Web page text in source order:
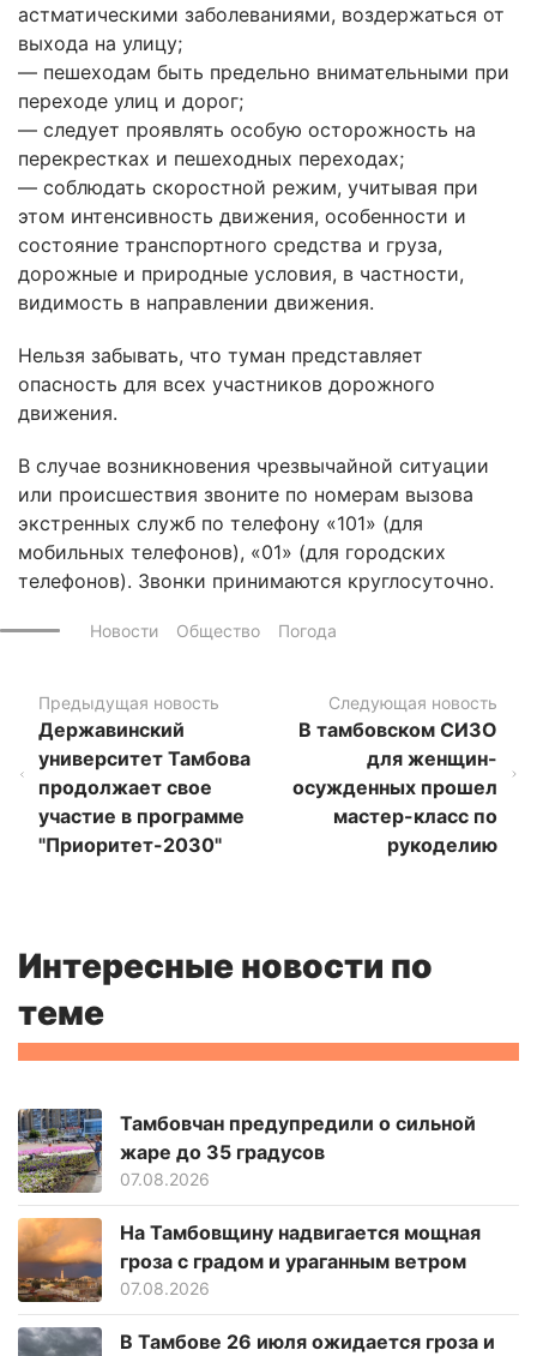
астматическими заболеваниями, воздержаться от
выхода на улицу;
— пешеходам быть предельно внимательными при
переходе улиц и дорог;
— следует проявлять особую осторожность на
перекрестках и пешеходных переходах;
— соблюдать скоростной режим, учитывая при
этом интенсивность движения, особенности и
состояние транспортного средства и груза,
дорожные и природные условия, в частности,
видимость в направлении движения.
Нельзя забывать, что туман представляет
опасность для всех участников дорожного
движения.
В случае возникновения чрезвычайной ситуации
или происшествия звоните по номерам вызова
экстренных служб по телефону «101» (для
мобильных телефонов), «01» (для городских
телефонов). Звонки принимаются круглосуточно.
Новости Общество Погода
Предыдущая новость
Державинский
университет Тамбова
продолжает свое
участие в программе
"Приоритет-2030"
Следующая новость
В тамбовском СИЗО
для женщин-
осужденных прошел
мастер-класс по
рукоделию
Интересные новости по
теме
Тамбовчан предупредили о сильной
жаре до 35 градусов
07.08.2026
На Тамбовщину надвигается мощная
гроза с градом и ураганным ветром
07.08.2026
В Тамбове 26 июля ожидается гроза и